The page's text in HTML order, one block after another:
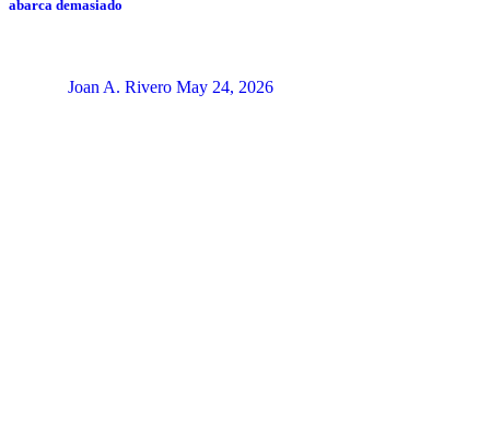
abarca demasiado
Joan A. Rivero May 24, 2026